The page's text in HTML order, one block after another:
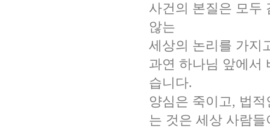
사건의 본질은 모두
않는
세상의 논리를 가지
과연 하나님 앞에서
습니다.
양심은 죽이고, 법
는 것은 세상 사람